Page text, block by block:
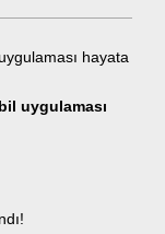
uygulaması